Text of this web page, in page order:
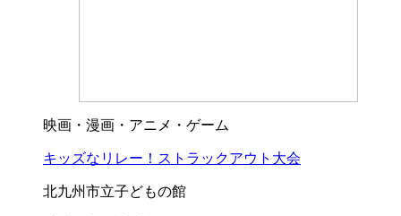
映画・漫画・アニメ・ゲーム
キッズなリレー！ストラックアウト大会
北九州市立子どもの館